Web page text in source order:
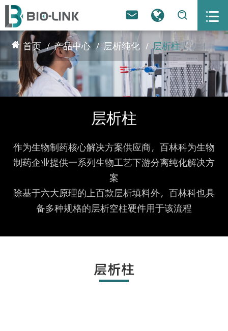
  
首页 产品中心 层析纯化 层析柱
层析柱
作为生物制药核心解决方案供应商，百林科为生物
制药企业提供一系列生物工艺下游分离纯化解决方
案
除基于六大原理的上百款层析填料外，百林科也具
备多种规格的层析空柱硬件用于该流程
层析柱